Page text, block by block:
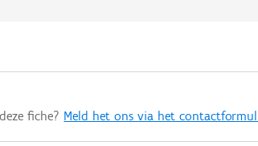
fiche? Meld het ons via het